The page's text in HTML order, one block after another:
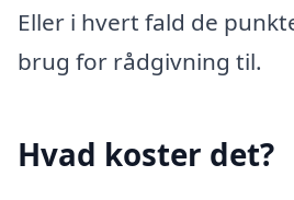
Eller i hvert fald de
brug for rådgivning til.
Hvad koster det?